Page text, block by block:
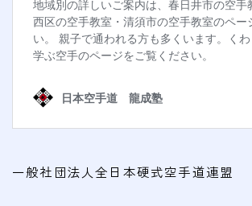
一般社団法人全日本硬式空手道連盟